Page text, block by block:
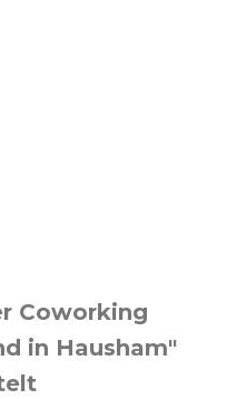
Coworking
in Hausham"